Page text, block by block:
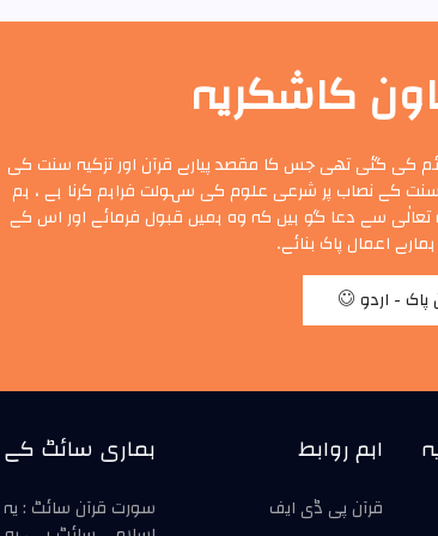
کاشکریہ
کی گئی تھی جس کا مقصد پیارے قرآن اور تزکیہ سنت کی
کے نصاب پر شرعی علوم کی سہولت فراہم کرنا ہے ، ہم
تعالٰی سے دعا گو ہیں کہ وہ ہمیں قبول فرمائے اور اس کے
اعمال پاک بنائے۔
پاک - اردو
اہم روابط
قرآن پی ڈی ایف
ہماری سائٹ کے
سورت قرآن سائٹ :